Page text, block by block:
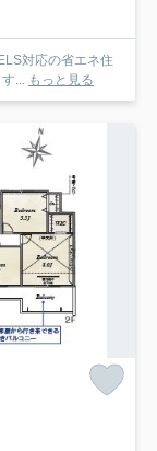
対応の省エネ住
... もっと見る